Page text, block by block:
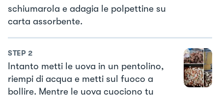
schiumarola e adagia le polpettine su
carta assorbente.
STEP 2
Intanto metti le uova in un pentolino,
riempi di acqua e metti sul fuoco a
bollire. Mentre le uova cuociono tu